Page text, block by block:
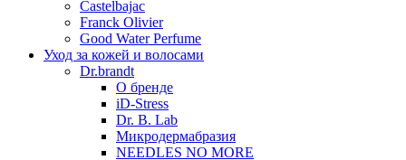
Castelbajac
Franck Olivier
Good Water Perfume
Уход за кожей и волосами
Dr.brandt
О бренде
iD-Stress
Dr. B. Lab
Микродермабразия
NEEDLES NO MORE